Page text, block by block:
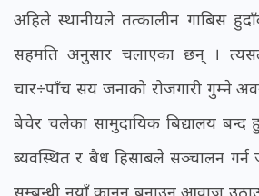
अहिले स्थानीयले तत्कालीन गाबिस
सहमति अनुसार चलाएका छन् ।
चार÷पाँच सय जनाको रोजगारी गुम्ने
बेचेर चलेका सामुदायिक बिद्यालय
ब्यवस्थित र बैध हिसाबले सञ्चालन गर्न